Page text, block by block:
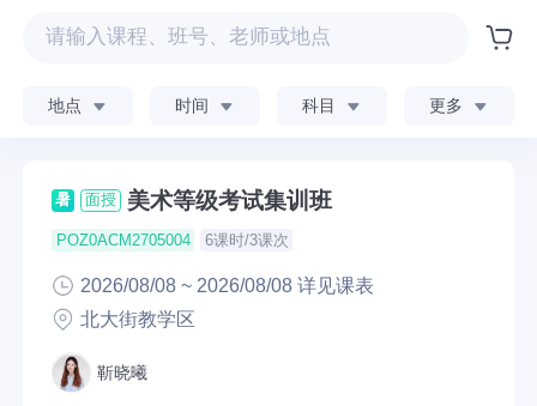
地点 时间 科目 更多
暑 面授 美术等级考试集训班
POZ0ACM2705004 6课时/3课次
2026/08/08 ~ 2026/08/08 详见课表
北大街教学区
靳晓曦